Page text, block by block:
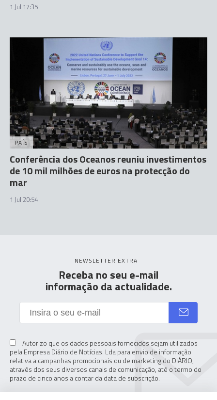
1 Jul 17:35
PAÍS
Conferência dos Oceanos reuniu investimentos
de 10 mil milhões de euros na protecção do
mar
1 Jul 20:54
NEWSLETTER EXTRA
Receba no seu e-mail
informação da actualidade.
Autorizo que os dados pessoais fornecidos sejam utilizados
pela Empresa Diário de Notícias. Lda para envio de informação
relativa a campanhas promocionais ou de marketing do DIÁRIO,
através dos seus diversos canais de comunicação, até o termo do
prazo de cinco anos a contar da data de subscrição.